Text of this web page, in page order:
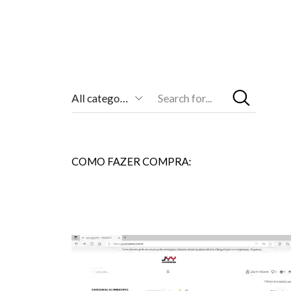
Entrada
COMO FAZER COMPRA: